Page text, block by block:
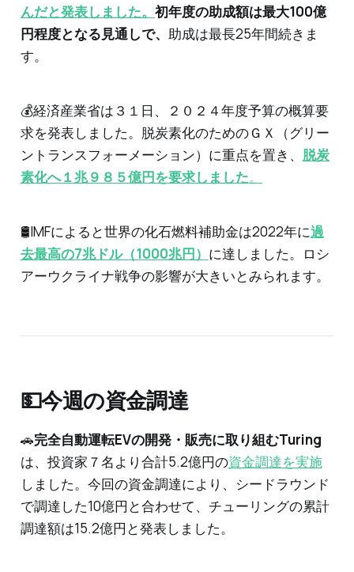
んだと発表しました。 初年度の助成額は最大100億
円程度となる見通しで、 助成は最長25年間続きま
す。
💰経済産業省は３１日、２０２４年度予算の概算要
求を発表しました。脱炭素化のためのＧＸ（グリー
ントランスフォーメーション）に重点を置き、 脱炭
素化へ１兆９８５億円を要求しました。
🛢️IMFによると世界の化石燃料補助金は2022年に過
去最高の7兆ドル（1000兆円） に達しました。ロシ
アーウクライナ戦争の影響が大きいとみられます。
💵今週の資金調達
🚗完全自動運転EVの開発・販売に取り組むTuring
は、投資家７名より合計5.2億円の資金調達を実施
しました。今回の資金調達により、シードラウンド
で調達した10億円と合わせて、チューリングの累計
調達額は15.2億円と発表しました。